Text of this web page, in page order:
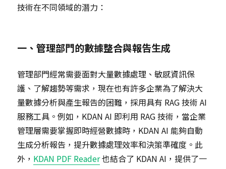
技術在不同領域的潛力：
一、管理部門的數據整合與報告生成
管理部門經常需要面對大量數據處理、敏感資訊保
護、了解趨勢等需求，現在也有許多企業為了解決大
量數據分析與產生報告的困難，採用具有 RAG 技術 AI
服務工具。例如，KDAN AI 即利用 RAG 技術，當企業
管理層需要掌握即時經營數據時，KDAN AI 能夠自動
生成分析報告，提升數據處理效率和決策準確度。此
外， KDAN PDF Reader也結合了 KDAN AI，提供了一